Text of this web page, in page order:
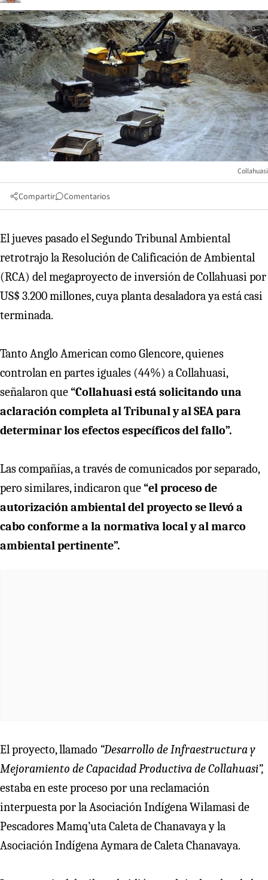
Collahuasi
Compartir Comentarios
El jueves pasado el Segundo Tribunal Ambiental
retrotrajo la Resolución de Calificación de Ambiental
(RCA) del megaproyecto de inversión de Collahuasi por
US$ 3.200 millones, cuya planta desaladora ya está casi
terminada.
Tanto Anglo American como Glencore, quienes
controlan en partes iguales (44%) a Collahuasi,
señalaron que“Collahuasi está solicitando una
aclaración completa al Tribunal y al SEA para
determinar los efectos específicos del fallo”.
Las compañías, a través de comunicados por separado,
pero similares, indicaron que“el proceso de
autorización ambiental del proyecto se llevó a
cabo conforme a la normativa local y al marco
ambiental pertinente”.
El proyecto, llamado “Desarrollo de Infraestructura y
Mejoramiento de Capacidad Productiva de Collahuasi”,
estaba en este proceso por una reclamación
interpuesta por la Asociación Indígena Wilamasi de
Pescadores Mamq’uta Caleta de Chanavaya y la
Asociación Indígena Aymara de Caleta Chanavaya.